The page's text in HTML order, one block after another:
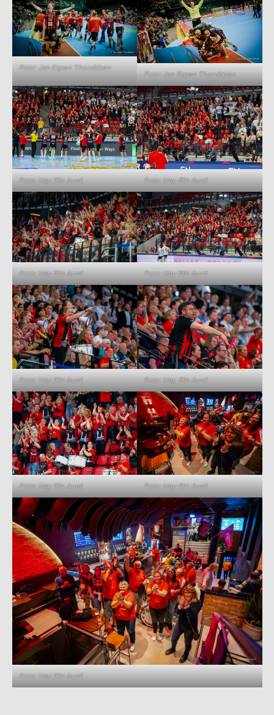
Foto: Jan Espen Thorvildsen
Foto: Jan Espen Thorvildsen
Foto: May Elin Aunli Foto: May Elin Aunli
Foto: May Elin Aunli Foto: May Elin Aunli
Foto: May Elin Aunli Foto: May Elin Aunli
Foto: May Elin Aunli Foto: May Elin Aunli
Foto: May Elin Aunli